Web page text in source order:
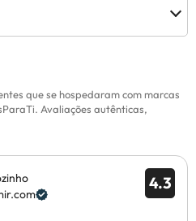
que se hospedaram com marcas
Avaliações autênticas,
4.3